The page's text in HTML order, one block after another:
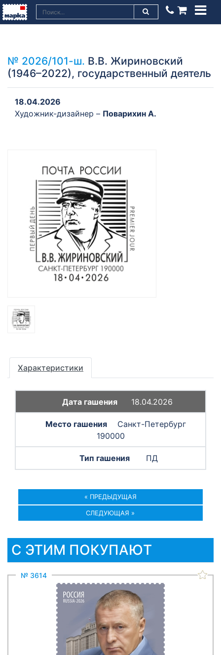
№ 2026/101-ш. В.В. Жириновский
(1946–2022), государственный деятель
18.04.2026
Художник-дизайнер – Поварихин А.
Характеристики
18.04.2026
Санкт-Петербург
190000
ПД
« ПРЕДЫДУЩАЯ
СЛЕДУЮЩАЯ »
С ЭТИМ ПОКУПАЮТ
№ 3614